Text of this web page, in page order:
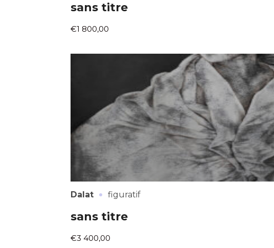
sans titre
€1 800,00
Dalat · figuratif
sans titre
€3 400,00